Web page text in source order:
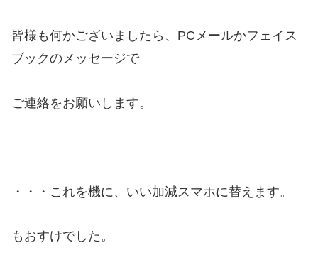
皆様も何かございましたら、PCメールかフェイス
ブックのメッセージで
ご連絡をお願いします。
・・・これを機に、いい加減スマホに替えます。
もおすけでした。